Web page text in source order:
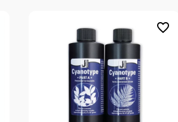
favorite_border